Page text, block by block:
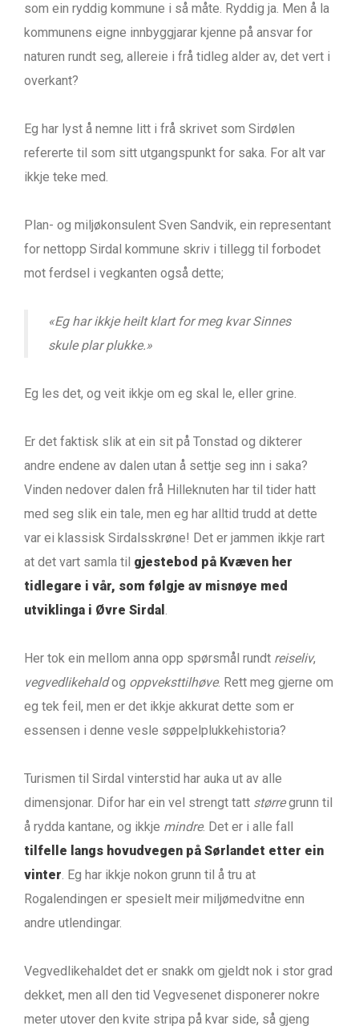
som ein ryddig kommune i så måte. Ryddig ja. Men å la
kommunens eigne innbyggjarar kjenne på ansvar for
naturen rundt seg, allereie i frå tidleg alder av, det vert i
overkant?
Eg har lyst å nemne litt i frå skrivet som Sirdølen
refererte til som sitt utgangspunkt for saka. For alt var
ikkje teke med.
Plan- og miljøkonsulent Sven Sandvik, ein representant
for nettopp Sirdal kommune skriv i tillegg til forbodet
mot ferdsel i vegkanten også dette;
«Eg har ikkje heilt klart for meg kvar Sinnes
skule plar plukke.»
Eg les det, og veit ikkje om eg skal le, eller grine.
Er det faktisk slik at ein sit på Tonstad og dikterer
andre endene av dalen utan å settje seg inn i saka?
Vinden nedover dalen frå Hilleknuten har til tider hatt
med seg slik ein tale, men eg har alltid trudd at dette
var ei klassisk Sirdalsskrøne! Det er jammen ikkje rart
at det vart samla til gjestebod på Kvæven her
tidlegare i vår, som følgje av misnøye med
utviklinga i Øvre Sirdal .
Her tok ein mellom anna opp spørsmål rundt reiseliv,
vegvedlikehaldog oppveksttilhøve. Rett meg gjerne om
eg tek feil, men er det ikkje akkurat dette som er
essensen i denne vesle søppelplukkehistoria?
Turismen til Sirdal vinterstid har auka ut av alle
dimensjonar. Difor har ein vel strengt tatt størregrunn til
å rydda kantane, og ikkje mindre. Det er i alle fall
tilfelle langs hovudvegen på Sørlandet etter ein
vinter. Eg har ikkje nokon grunn til å tru at
Rogalendingen er spesielt meir miljømedvitne enn
andre utlendingar.
Vegvedlikehaldet det er snakk om gjeldt nok i stor grad
dekket, men all den tid Vegvesenet disponerer nokre
meter utover den kvite stripa på kvar side, så gjeng